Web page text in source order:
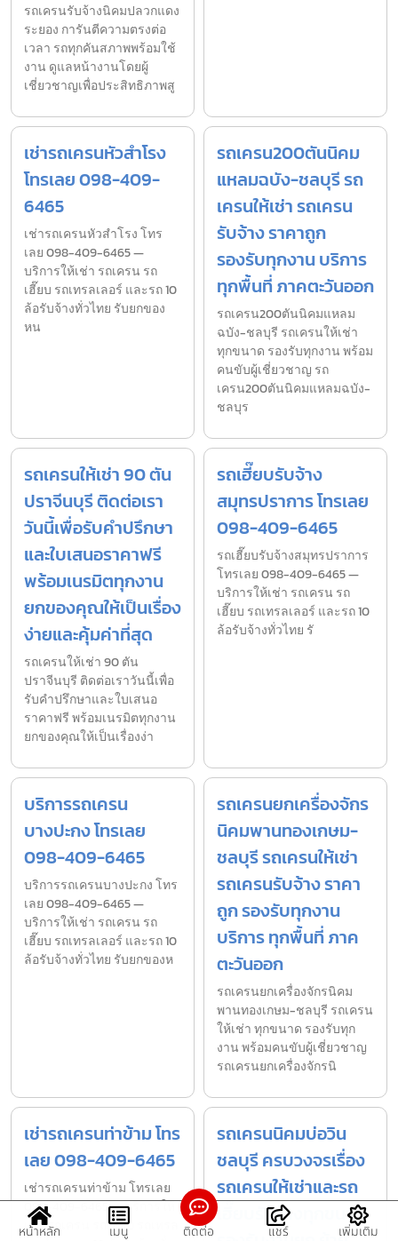
รถเครนรับจ้างนิคมปลวกแดง
ระยอง การันตีความตรงต่อ
เวลา รถทุกคันสภาพพร้อมใช้
งาน ดูแลหน้างานโดยผู้
เชี่ยวชาญเพื่อประสิทธิภาพสู
เช่ารถเครนหัวสำโรง
โทรเลย 098-409-
6465
เช่ารถเครนหัวสำโรง โทร
เลย 098-409-6465 —
บริการให้เช่า รถเครน รถ
เฮี๊ยบ รถเทรลเลอร์ และรถ 10
ล้อรับจ้างทั่วไทย รับยกของ
หน
รถเครน200ตันนิคม
แหลมฉบัง-ชลบุรี รถ
เครนให้เช่า รถเครน
รับจ้าง ราคาถูก
รองรับทุกงาน บริการ
ทุกพื้นที่ ภาคตะวันออก
รถเครน200ตันนิคมแหลม
ฉบัง-ชลบุรี รถเครนให้เช่า
ทุกขนาด รองรับทุกงาน พร้อม
คนขับผู้เชี่ยวชาญ รถ
เครน200ตันนิคมแหลมฉบัง-
ชลบุร
รถเครนให้เช่า 90 ตัน
ปราจีนบุรี ติดต่อเรา
วันนี้เพื่อรับคำปรึกษา
และใบเสนอราคาฟรี
พร้อมเนรมิตทุกงาน
ยกของคุณให้เป็นเรื่อง
ง่ายและคุ้มค่าที่สุด
รถเครนให้เช่า 90 ตัน
ปราจีนบุรี ติดต่อเราวันนี้เพื่อ
รับคำปรึกษาและใบเสนอ
ราคาฟรี พร้อมเนรมิตทุกงาน
ยกของคุณให้เป็นเรื่องง่า
รถเฮี๊ยบรับจ้าง
สมุทรปราการ โทรเลย
098-409-6465
รถเฮี๊ยบรับจ้างสมุทรปราการ
โทรเลย 098-409-6465 —
บริการให้เช่า รถเครน รถ
เฮี๊ยบ รถเทรลเลอร์ และรถ 10
ล้อรับจ้างทั่วไทย รั
บริการรถเครน
บางปะกง โทรเลย
098-409-6465
บริการรถเครนบางปะกง โทร
เลย 098-409-6465 —
บริการให้เช่า รถเครน รถ
เฮี๊ยบ รถเทรลเลอร์ และรถ 10
ล้อรับจ้างทั่วไทย รับยกของห
รถเครนยกเครื่องจักร
นิคมพานทองเกษม-
ชลบุรี รถเครนให้เช่า
รถเครนรับจ้าง ราคา
ถูก รองรับทุกงาน
บริการ ทุกพื้นที่ ภาค
ตะวันออก
รถเครนยกเครื่องจักรนิคม
พานทองเกษม-ชลบุรี รถเครน
ให้เช่า ทุกขนาด รองรับทุก
งาน พร้อมคนขับผู้เชี่ยวชาญ
รถเครนยกเครื่องจักรนิ
เช่ารถเครนท่าข้าม โทร
เลย 098-409-6465
เช่ารถเครนท่าข้าม โทรเลย
098-409-6465 — บริการให้
เช่า รถเครน รถเฮี๊ยบ รถเทรล
รถเครนนิคมบ่อวิน
ชลบุรี ครบวงจรเรื่อง
รถเครนให้เช่าและรถ
เฮี๊ยบรับจ้างทุกขนาด
หน้าหลัก เมนู ติดต่อ แชร์ เพิ่มเติม